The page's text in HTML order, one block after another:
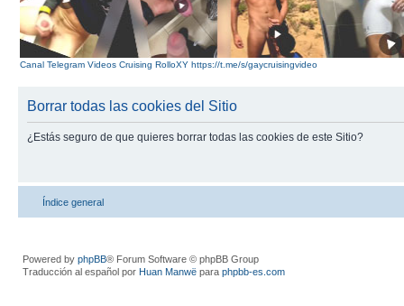
Canal Telegram Videos Cruising RolloXY https://t.me/s/gaycruisingvideo
Borrar todas las cookies del Sitio
¿Estás seguro de que quieres borrar todas las cookies de este Sitio?
Índice general
Powered by phpBB® Forum Software © phpBB Group
Traducción al español por Huan Manwë para phpbb-es.com